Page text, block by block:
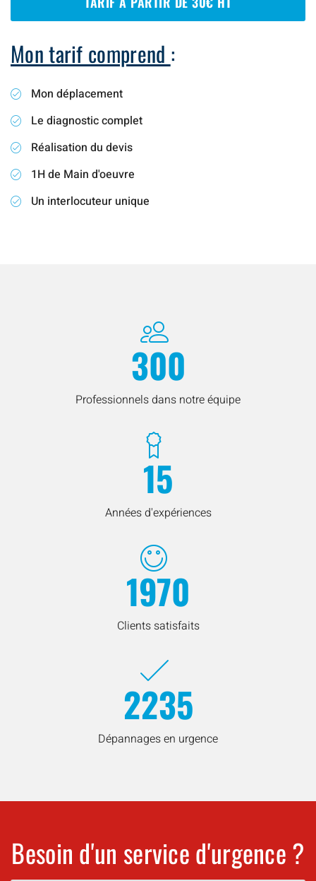
Mon tarif comprend :
Mon déplacement
Le diagnostic complet
Réalisation du devis
1H de Main d'oeuvre
Un interlocuteur unique
300
Professionnels dans notre équipe
15
Années d'expériences
1970
Clients satisfaits
2235
Dépannages en urgence
Besoin d'un service d'urgence ?